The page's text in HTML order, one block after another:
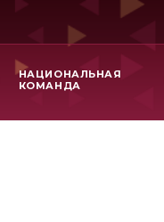
НАЦИОНАЛЬНАЯ
КОМАНДА